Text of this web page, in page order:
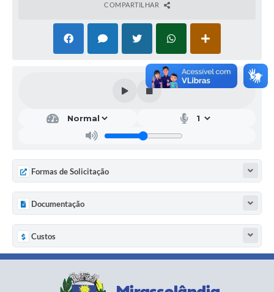
COMPARTILHAR
Formas de Solicitação
Documentação
Custos